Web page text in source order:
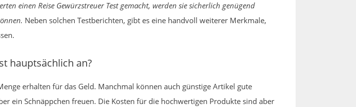
einen Reise Gewürzstreuer Test gemacht, werden sie sicherlich genügend
Neben solchen Testberichten, gibt es eine handvoll weiterer Merkmale,
hauptsächlich an?
erhalten für das Geld. Manchmal können auch günstige Artikel gute
ein Schnäppchen freuen. Die Kosten für die hochwertigen Produkte sind aber